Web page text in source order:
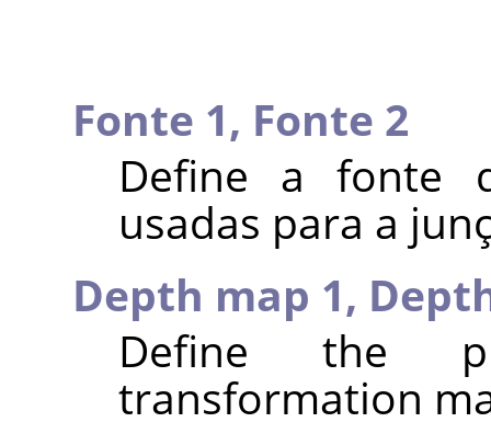
Fonte 1, Fonte 2
Define a fonte
usadas para a
Depth map 1,
Define the
transformation